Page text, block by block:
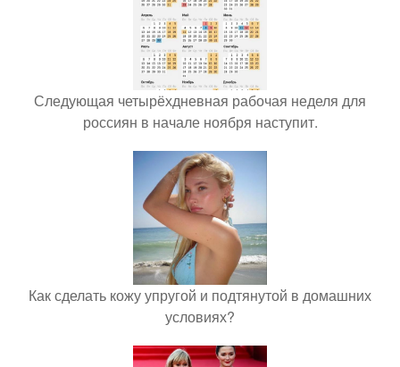
Следующая четырёхдневная рабочая неделя для
россиян в начале ноября наступит.
Как сделать кожу упругой и подтянутой в домашних
условиях?